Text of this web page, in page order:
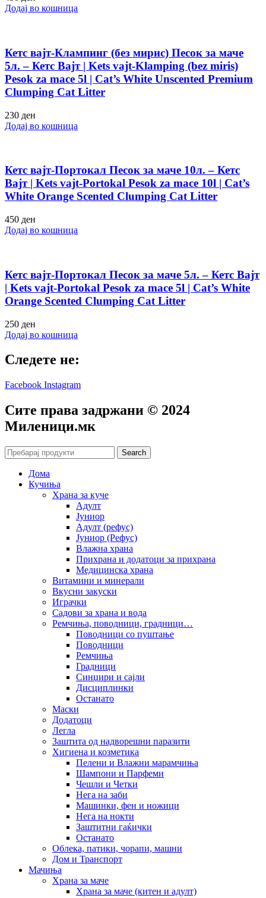
Додај во кошница
Кетс вајт-Клампинг (без мирис) Песок за маче
5л. – Кетс Вајт | Kets vajt-Klamping (bez miris)
Pesok za mace 5l | Cat’s White Unscented Premium
Clumping Cat Litter
230 ден
Додај во кошница
Кетс вајт-Портокал Песок за маче 10л. – Кетс
Вајт | Kets vajt-Portokal Pesok za mace 10l | Cat’s
White Orange Scented Clumping Cat Litter
450 ден
Додај во кошница
Кетс вајт-Портокал Песок за маче 5л. – Кетс Вајт
| Kets vajt-Portokal Pesok za mace 5l | Cat’s White
Orange Scented Clumping Cat Litter
250 ден
Додај во кошница
Следете не:
Facebook Instagram
Сите права задржани © 2024
Mиленици.мк
Search
Дома
Кучиња
Храна за куче
Адулт
Јуниор
Адулт (рефус)
Јуниор (Рефус)
Влажна храна
Прихрана и додатоци за прихрана
Медицинска храна
Витамини и минерали
Вкусни закуски
Играчки
Садови за храна и вода
Ремчиња, поводници, градници…
Поводници со пуштање
Поводници
Ремчиња
Градници
Синџири и сајли
Дисциплинки
Останато
Маски
Додатоци
Легла
Заштита од надворешни паразити
Хигиена и козметика
Пелени и Влажни марамчиња
Шампони и Парфеми
Чешли и Четки
Нега на заби
Машинки, фен и ножици
Нега на нокти
Заштитни гаќички
Останато
Облека, патики, чорапи, машни
Дом и Транспорт
Мачиња
Храна за маче
Храна за маче (китен и адулт)